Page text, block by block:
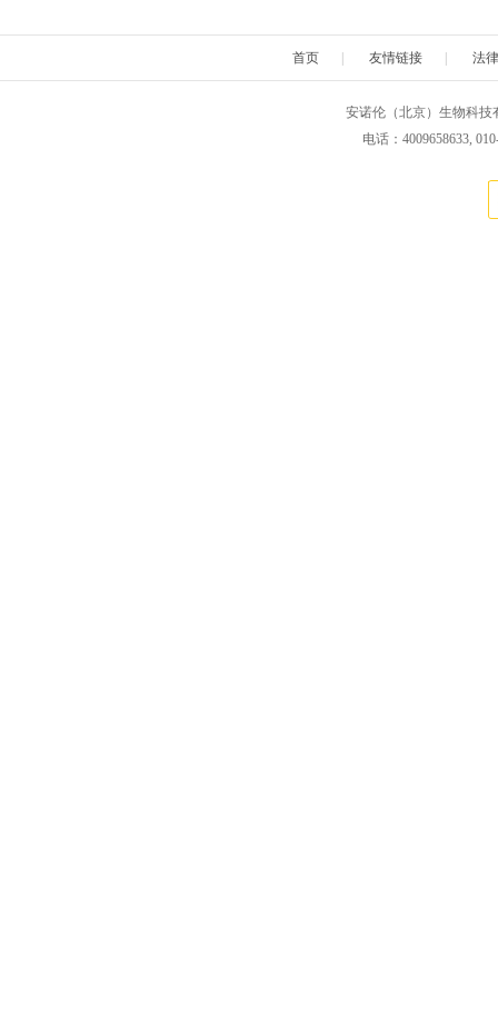
首页 友情链接 法
安诺伦（北京）生物科技
电话：4009658633,